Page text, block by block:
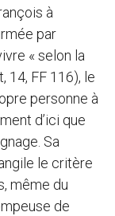
à
par
« selon la
14, FF 116), le
personne à
d’ici que
Sa
le critère
même du
de